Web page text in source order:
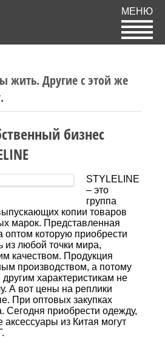
МЕНЮ
жить. Другие с этой же
бизнес
STYLELINE
– это
группа
копии товаров
марок. Представленная
оптом которую приобрести
из любой точки мира,
качеством. Продукция
производством, а потому
характеристикам не
А вот цены на реплики
При оптовых закупках
Сегодня приобрести одежду,
из Китая могут